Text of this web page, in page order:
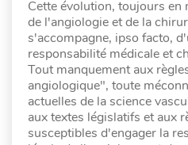
Cette évolution, toujours en
de l'angiologie et de la
s'accompagne, ipso facto,
responsabilité médicale et
Tout manquement aux
angiologique", toute
actuelles de la science
aux textes législatifs et aux
susceptibles d'engager la